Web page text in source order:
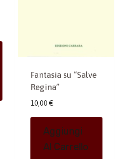
Fantasia su “Salve
Regina”
10,00 €
Aggiungi
Al Carrello